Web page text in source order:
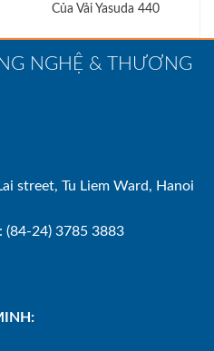
Của Vải Yasuda 440
NGHỆ & THƯƠNG
street, Tu Liem Ward, Hanoi
(84-24) 3785 3883